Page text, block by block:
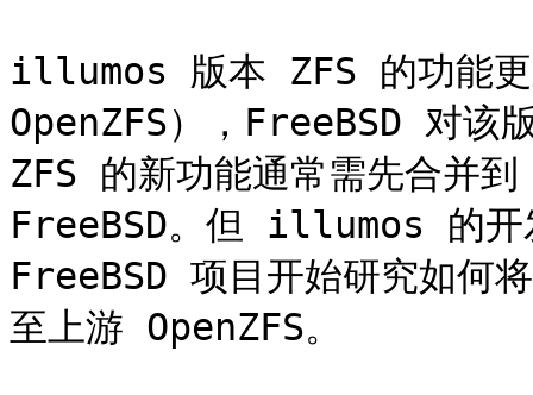
illumos 版本 ZFS 的功能更
OpenZFS），FreeBSD 对该
ZFS 的新功能通常需先合并
FreeBSD。但 illumos 的开
FreeBSD 项目开始研究如
至上游 OpenZFS。